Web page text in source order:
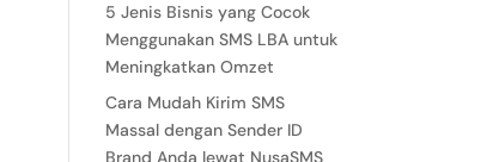
5 Jenis Bisnis yang Cocok
Menggunakan SMS LBA untuk
Meningkatkan Omzet
Cara Mudah Kirim SMS
Massal dengan Sender ID
Brand Anda lewat NusaSMS